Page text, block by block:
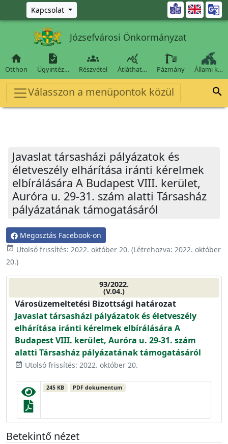
Ugrás a fő tartalomra
Kapcsolat 
Józsefvárosi Önkormányzat

Otthon

Ügyintéz…

Részvétel

Átláthat… Pázmány Állami k…
Válasszon a menüpontok közül 
Javaslat társasházi pályázatok és
életveszély elhárítása iránti kérelmek
elbírálására A Budapest VIII. kerület,
Auróra u. 29-31. szám alatti Társasház
pályázatának támogatásáról
Megosztás Facebook-on
event_available Utolsó frissítés: 2022. október 20. (Létrehozva: 2022. október
20.)
93/2022.
(V.04.)
Városüzemeltetési Bizottsági határozat
Javaslat társasházi pályázatok és életveszély
elhárítása iránti kérelmek elbírálására A
Budapest VIII. kerület, Auróra u. 29-31. szám
alatti Társasház pályázatának támogatásáról
event_available Utolsó frissítés: 2022. október 20.
245 KB PDF dokumentum
Betekintő nézet